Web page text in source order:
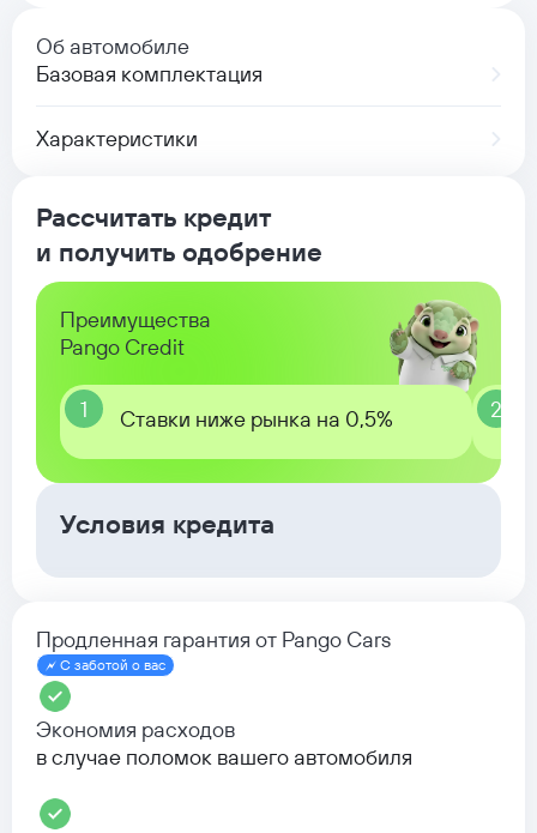
Об автомобиле
Базовая комплектация
Характеристики
Рассчитать кредит
и получить одобрение
Преимущества
Pango Credit
1 Ставки ниже рынка на 0,5% 2
Условия кредита
Продленная гарантия от Pango Cars
С заботой о вас
Экономия расходов
в случае поломок вашего автомобиля